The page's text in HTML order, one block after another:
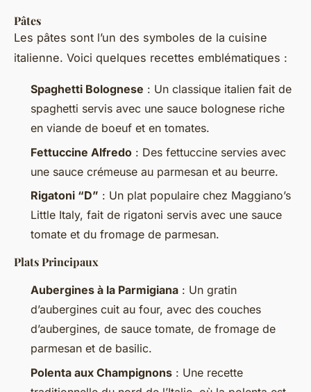
Pâtes
Les pâtes sont l’un des symboles de la cuisine
italienne. Voici quelques recettes emblématiques :
Spaghetti Bolognese : Un classique italien fait de
spaghetti servis avec une sauce bolognese riche
en viande de boeuf et en tomates.
Fettuccine Alfredo : Des fettuccine servies avec
une sauce crémeuse au parmesan et au beurre.
Rigatoni “D” : Un plat populaire chez Maggiano’s
Little Italy, fait de rigatoni servis avec une sauce
tomate et du fromage de parmesan.
Plats Principaux
Aubergines à la Parmigiana : Un gratin
d’aubergines cuit au four, avec des couches
d’aubergines, de sauce tomate, de fromage de
parmesan et de basilic.
Polenta aux Champignons : Une recette